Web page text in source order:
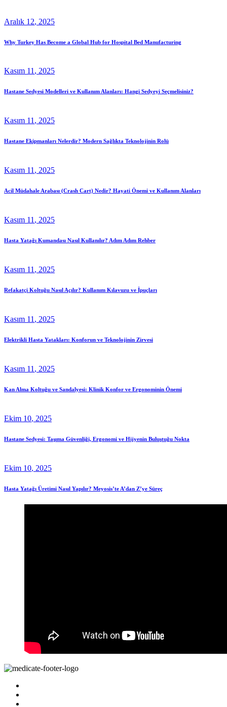
Aralık 12, 2025
Why Turkey Has Become a Global Hub for Hospital Bed Manufacturing
Kasım 11, 2025
Hastane Sedyesi Modelleri ve Kullanım Alanları: Hangi Sedyeyi Seçmelisiniz?
Kasım 11, 2025
Hastane Ekipmanları Nelerdir? Modern Sağlıkta Teknolojinin Rolü
Kasım 11 , 2025
Acil Müdahale Arabası (Crash Cart) Nedir? Hayati Önemi ve Kullanım Alanları
Kasım 11 , 2025
Hasta Yatağı Kumandası Nasıl Kullanılır? Adım Adım Rehber
Kasım 11 , 2025
Refakatçi Koltuğu Nasıl Açılır? Kullanım Kılavuzu ve İpuçları
Kasım 11 , 2025
Elektrikli Hasta Yatakları: Konforun ve Teknolojinin Zirvesi
Kasım 11 , 2025
Kan Alma Koltuğu ve Sandalyesi: Klinik Konfor ve Ergonominin Önemi
Ekim 10, 2025
Hastane Sedyesi: Taşıma Güvenliği, Ergonomi ve Hijyenin Buluştuğu Nokta
Ekim 10, 2025
Hasta Yatağı Üretimi Nasıl Yapılır? Meyosis’te A’dan Z’ye Süreç